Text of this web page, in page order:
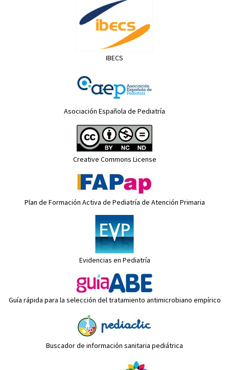
IBECS
Asociación Española de Pediatría
Creative Commons License
Plan de Formación Activa de Pediatría de Atención Primaria
Evidencias en Pediatría
Guía rápida para la selección del tratamiento antimicrobiano empírico
Buscador de información sanitaria pediátrica